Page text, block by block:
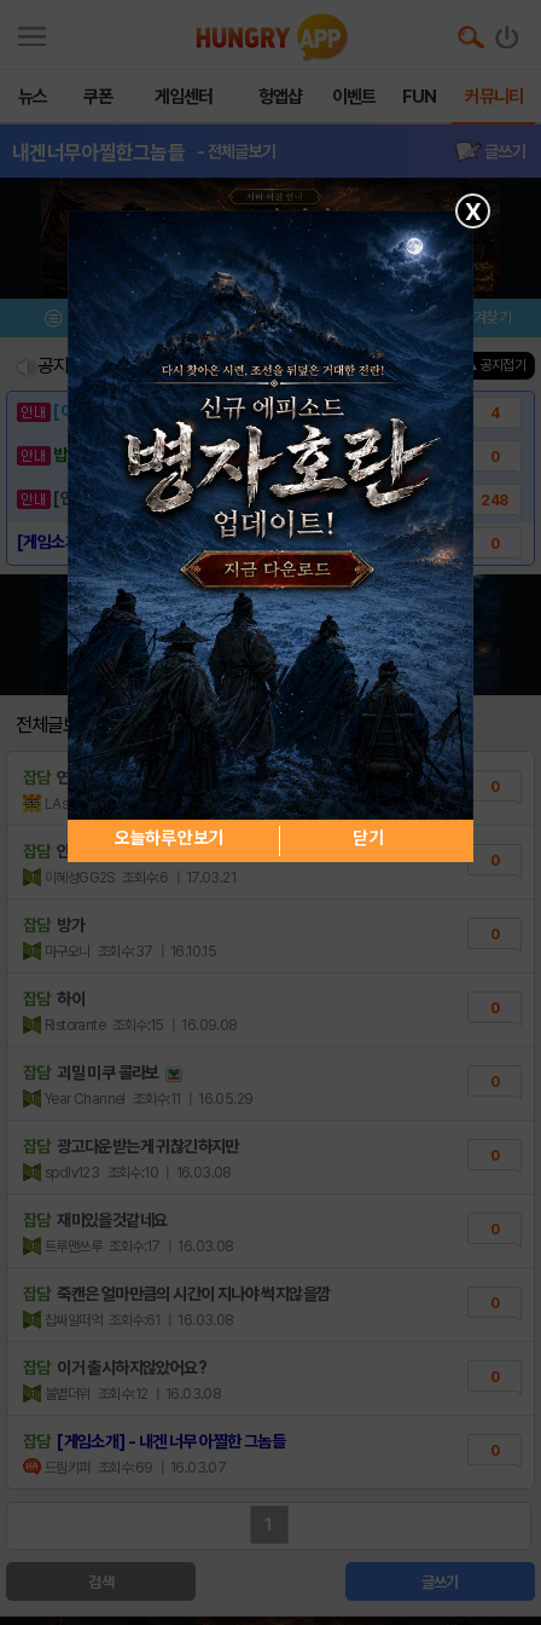
뉴스 쿠폰 게임센터 헝앱샵 이벤트 FUN 커뮤니티
내겐너무아찔한그놈들 - 전체글보기 글쓰기
메뉴 이벤트/미션 설치/평가 즐겨찾기
공지사항 진행중인 이벤트0건 ▲ 공지접기
[이벤트] 웃음으로 매일매일 해피! 유머 게시.. 4
밥알이의 헝앱통신 ⑲ “밥알이, 드디어 멀티를.. 0
[안내] 헝그리앱 필수 상식! 밥알 획득 안내.. 248
[게임소개] - 내겐 너무 아찔한 그놈들 0
전체글보기
잡담 연애게임
LAsahi 조회수:5 | 18.11.26
0
잡담 안녕하새요
이혜성GG2S 조회수:6 | 17.03.21
0
잡담 방가
마구오니 조회수:37 | 16.10.15
0
잡담 하이
Ristorante 조회수:15 | 16.09.08
0
잡담 괴밀 미쿠 콜라보
Year Channel 조회수:11 | 16.05.29
0
잡담 광고다운받는게 귀찮긴하지만
spdlv123 조회수:10 | 16.03.08
0
잡담 재미있을것같네요
트루맨쓰루 조회수:17 | 16.03.08
0
잡담 죽캔은 얼마만큼의 시간이 지나야 썩지않을깜
찹싸알떠억 조회수:61 | 16.03.08
0
잡담 이거 출시하지않았어요?
불볕더위 조회수:12 | 16.03.08
0
잡담 [게임소개] - 내겐 너무 아찔한 그놈들
드림키퍼 조회수:69 | 16.03.07
0
1
검색 글쓰기
X
오늘하루 안보기 닫기